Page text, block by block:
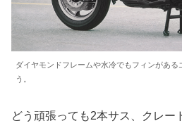
ダイヤモンドフレームや水冷でもフィンがあ
う。
どう頑張っても2本サス、クレー